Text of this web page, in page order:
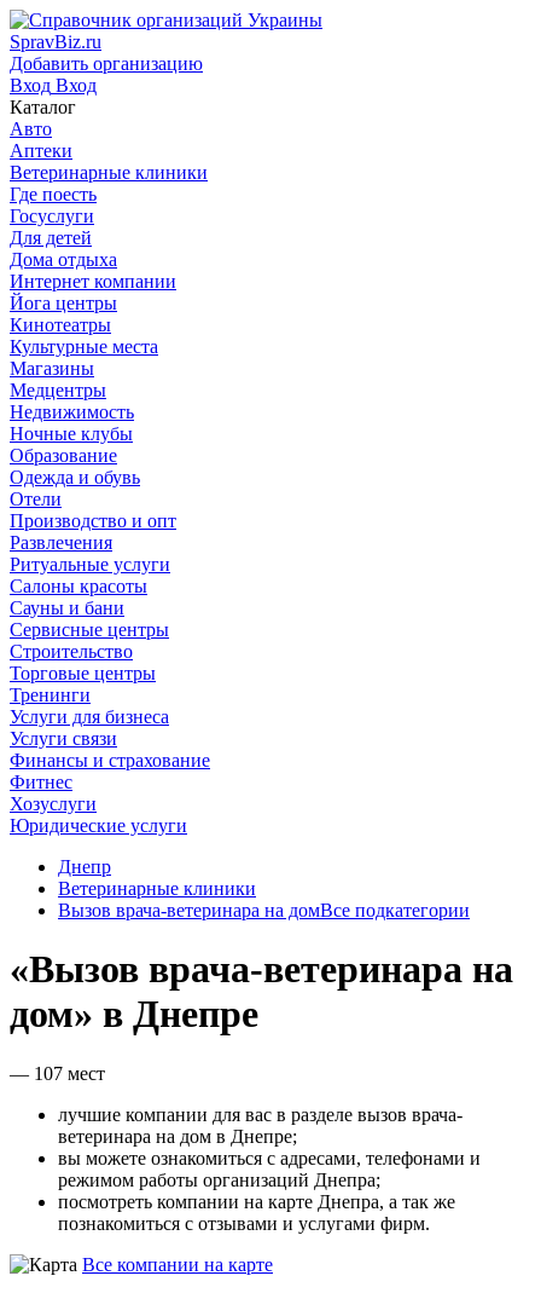
SpravBiz.ru
Добавить организацию
Вход Вход
Каталог
Авто
Аптеки
Ветеринарные клиники
Где поесть
Госуслуги
Для детей
Дома отдыха
Интернет компании
Йога центры
Кинотеатры
Культурные места
Магазины
Медцентры
Недвижимость
Ночные клубы
Образование
Одежда и обувь
Отели
Производство и опт
Развлечения
Ритуальные услуги
Салоны красоты
Сауны и бани
Сервисные центры
Строительство
Торговые центры
Тренинги
Услуги для бизнеса
Услуги связи
Финансы и страхование
Фитнес
Хозуслуги
Юридические услуги
Днепр
Ветеринарные клиники
Вызов врача-ветеринара на домВсе подкатегории
«Вызов врача-ветеринара на
дом» в Днепре
— 107 мест
лучшие компании для вас в разделе вызов врача-
ветеринара на дом в Днепре;
вы можете ознакомиться с адресами, телефонами и
режимом работы организаций Днепра;
посмотреть компании на карте Днепра, а так же
познакомиться с отзывами и услугами фирм.
Все компании на карте